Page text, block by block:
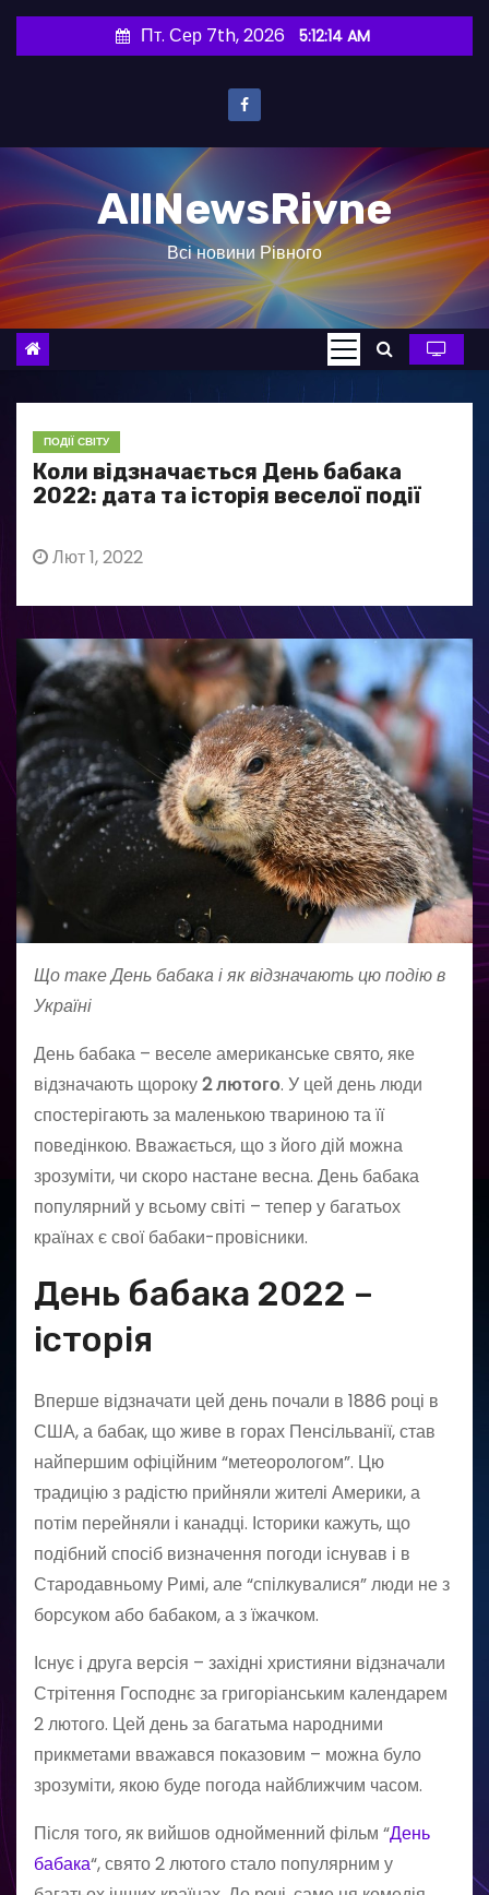
и
о
в
Пт. Сер 7th, 2026 5:12:15 AM
AllNewsRivne
Всі новини Рівного
ПОДІЇ СВІТУ
Коли відзначається День бабака
2022: дата та історія веселої події
Лют 1, 2022
Що таке День бабака і як відзначають цю подію в
Україні
День бабака – веселе американське свято, яке
відзначають щороку2 лютого. У цей день люди
спостерігають за маленькою твариною та її
поведінкою. Вважається, що з його дій можна
зрозуміти, чи скоро настане весна. День бабака
популярний у всьому світі – тепер у багатьох
країнах є свої бабаки-провісники.
День бабака 2022 –
історія
Вперше відзначати цей день почали в 1886 році в
США, а бабак, що живе в горах Пенсільванії, став
найпершим офіційним “метеорологом”. Цю
традицію з радістю прийняли жителі Америки, а
потім перейняли і канадці. Історики кажуть, що
подібний спосіб визначення погоди існував і в
Стародавньому Римі, але “спілкувалися” люди не з
борсуком або бабаком, а з їжачком.
Існує і друга версія – західні християни відзначали
Стрітення Господнє за григоріанським календарем
2 лютого. Цей день за багатьма народними
прикметами вважався показовим – можна було
зрозуміти, якою буде погода найближчим часом.
Після того, як вийшов однойменний фільм “День
бабака“, свято 2 лютого стало популярним у